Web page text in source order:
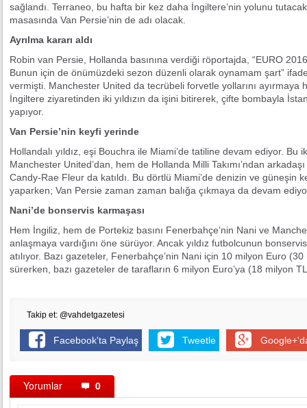
sağlandı. Terraneo, bu hafta bir kez daha İngiltere’nin yolunu
masasında Van Persie’nin de adı olacak.
Ayrılma kararı aldı
Robin van Persie, Hollanda basınına verdiği röportajda, “EURO
Bunun için de önümüzdeki sezon düzenli olarak oynamam şart”
vermişti. Manchester United da tecrübeli forvetle yollarını ayırmaya
İngiltere ziyaretinden iki yıldızın da işini bitirerek, çifte bombayla
yapıyor.
Van Persie’nin keyfi yerinde
Hollandalı yıldız, eşi Bouchra ile Miami’de tatiline devam ediyor. Bu
Manchester United’dan, hem de Hollanda Milli Takımı’ndan
Candy-Rae Fleur da katıldı. Bu dörtlü Miami’de denizin ve güneşin
yaparken; Van Persie zaman zaman balığa çıkmaya da devam
Nani’de bonservis karmaşası
Hem İngiliz, hem de Portekiz basını Fenerbahçe’nin Nani ve
anlaşmaya vardığını öne sürüyor. Ancak yıldız futbolcunun
atılıyor. Bazı gazeteler, Fenerbahçe’nin Nani için 10 milyon Euro
sürerken, bazı gazeteler de tarafların 6 milyon Euro’ya (18 milyon
Takip et: @vahdetgazetesi
Facebook'ta Paylaş Tweetle
Yorumlar 0